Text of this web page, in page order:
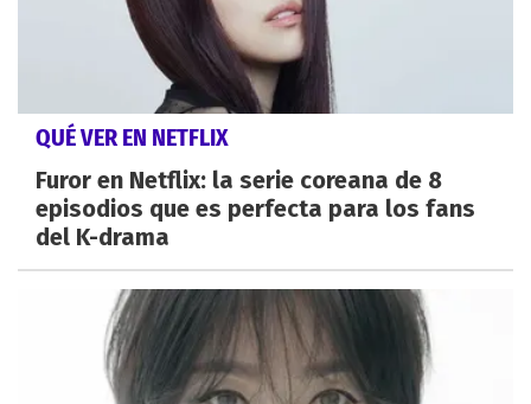
QUÉ VER EN NETFLIX
Furor en Netflix: la serie coreana de 8
episodios que es perfecta para los fans
del K-drama